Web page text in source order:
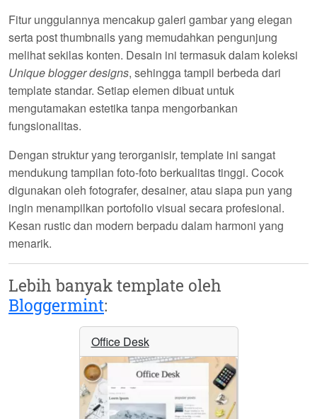
Fitur unggulannya mencakup galeri gambar yang elegan
serta post thumbnailsyang memudahkan pengunjung
melihat sekilas konten. Desain ini termasuk dalam koleksi
Unique blogger designs, sehingga tampil berbeda dari
template standar. Setiap elemen dibuat untuk
mengutamakan estetika tanpa mengorbankan
fungsionalitas.
Dengan struktur yang terorganisir, template ini sangat
mendukung tampilan foto-foto berkualitas tinggi. Cocok
digunakan oleh fotografer, desainer, atau siapa pun yang
ingin menampilkan portofolio visual secara profesional.
Kesan rustic dan modern berpadu dalam harmoni yang
menarik.
Lebih banyak template oleh
Bloggermint:
Office Desk